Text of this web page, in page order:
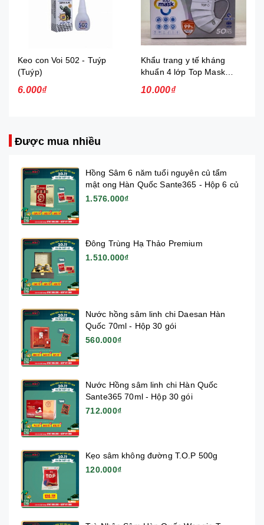
Keo con Voi 502 - Tuýp
(Tuýp)
6.000₫
Khẩu trang y tế kháng
khuẩn 4 lớp Top Mask
10.000₫
Được mua nhiều
Hồng Sâm 6 năm tuổi nguyên củ tẩm
mật ong Hàn Quốc Sante365 - Hộp 6 củ
1.576.000₫
Đông Trùng Hạ Thảo Premium
1.510.000₫
Nước hồng sâm linh chi Daesan Hàn
Quốc 70ml - Hộp 30 gói
560.000₫
Nước Hồng sâm linh chi Hàn Quốc
Sante365 70ml - Hộp 30 gói
712.000₫
Kẹo sâm không đường T.O.P 500g
120.000₫